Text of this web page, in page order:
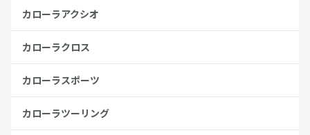
カローラアクシオ
カローラクロス
カローラスポーツ
カローラツーリング